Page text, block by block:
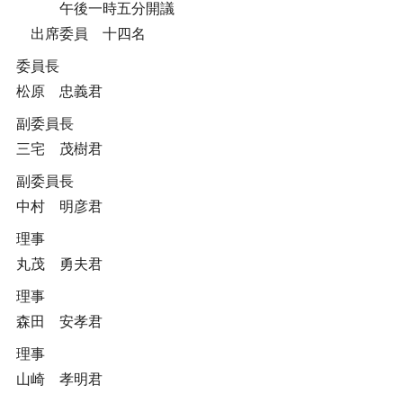
午後一時五分開議
出席委員 十四名
委員長
松原 忠義君
副委員長
三宅 茂樹君
副委員長
中村 明彦君
理事
丸茂 勇夫君
理事
森田 安孝君
理事
山崎 孝明君